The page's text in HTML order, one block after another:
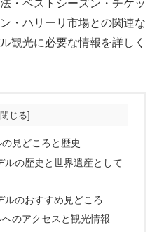
・ベストシーズン・チケッ
・ハリーリ市場との関連な
観光に必要な情報を詳しく
見どころと歴史
ルの歴史と世界遺産として
ルのおすすめ見どころ
のアクセスと観光情報